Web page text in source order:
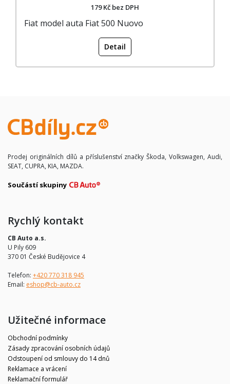
179 Kč bez DPH
Fiat model auta Fiat 500 Nuovo
Detail
Prodej originálních dílů a příslušenství značky Škoda, Volkswagen, Audi,
SEAT, CUPRA, KIA, MAZDA.
Součástí skupiny
Rychlý kontakt
CB Auto a.s.
U Pily 609
370 01 České Budějovice 4
Telefon: +420 770 318 945
Email: eshop@cb-auto.cz
Užitečné informace
Obchodní podmínky
Zásady zpracování osobních údajů
Odstoupení od smlouvy do 14 dnů
Reklamace a vrácení
Reklamační formulář